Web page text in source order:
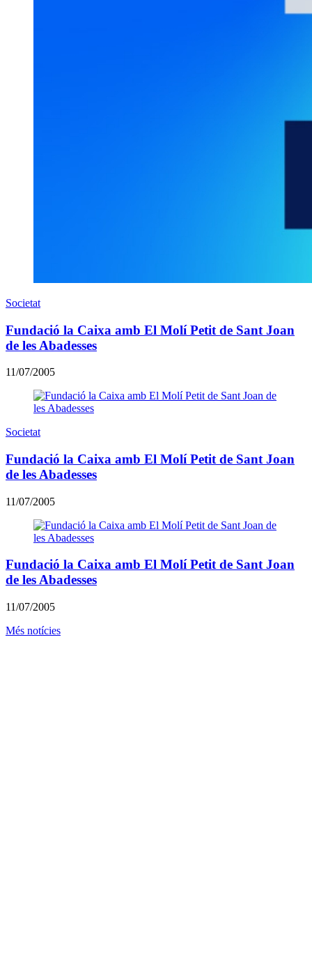
Societat
Fundació la Caixa amb El Molí Petit de Sant Joan
de les Abadesses
11/07/2005
Societat
Fundació la Caixa amb El Molí Petit de Sant Joan
de les Abadesses
11/07/2005
Fundació la Caixa amb El Molí Petit de Sant Joan
de les Abadesses
11/07/2005
Més notícies